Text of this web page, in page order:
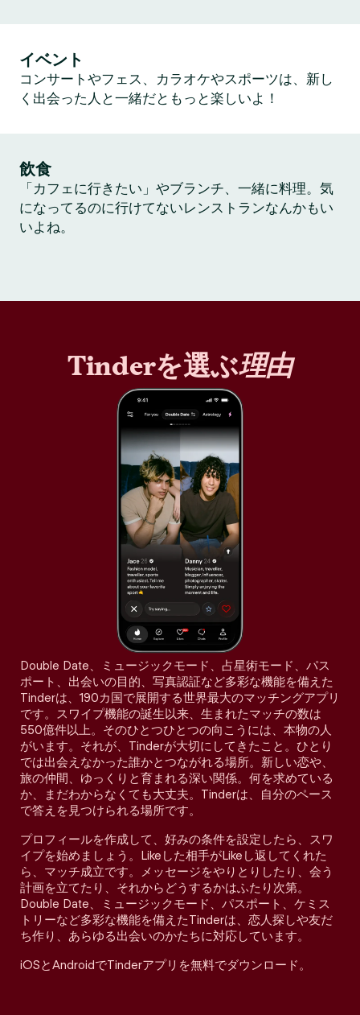
イベント
コンサートやフェス、カラオケやスポーツは、新し
く出会った人と一緒だともっと楽しいよ！
飲食
「カフェに行きたい」やブランチ、一緒に料理。気
になってるのに行けてないレンストランなんかもい
いよね。
Tinderを選ぶ理由
Double Date、ミュージックモード、占星術モード、パス
ポート、出会いの目的、写真認証など多彩な機能を備えた
Tinderは、190カ国で展開する世界最大のマッチングアプリ
です。スワイプ機能の誕生以来、生まれたマッチの数は
550億件以上。そのひとつひとつの向こうには、本物の人
がいます。それが、Tinderが大切にしてきたこと。ひとり
では出会えなかった誰かとつながれる場所。新しい恋や、
旅の仲間、ゆっくりと育まれる深い関係。何を求めている
か、まだわからなくても大丈夫。Tinderは、自分のペース
で答えを見つけられる場所です。
プロフィールを作成して、好みの条件を設定したら、スワ
イプを始めましょう。Likeした相手がLikeし返してくれた
ら、マッチ成立です。メッセージをやりとりしたり、会う
計画を立てたり、それからどうするかはふたり次第。
Double Date、ミュージックモード、パスポート、ケミス
トリーなど多彩な機能を備えたTinderは、恋人探しや友だ
ち作り、あらゆる出会いのかたちに対応しています。
iOSとAndroidでTinderアプリを無料でダウンロード。